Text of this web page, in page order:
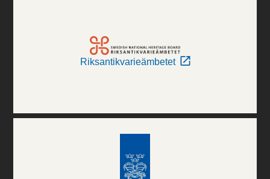
Riksantikvarieämbetet